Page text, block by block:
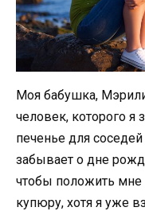
Моя бабушка,
человек, которого я
печенье для соседей
забывает о дне
чтобы положить
купюру, хотя я уже